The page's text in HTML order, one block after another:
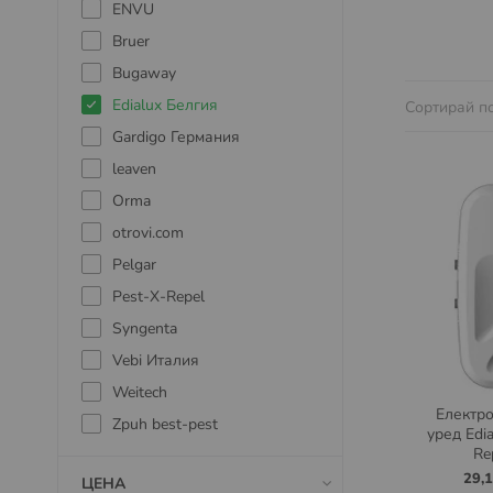
Сортирай
уред
ENVU
Bruer
Bugaway
Edialux Белгия
Gardigo Германия
leaven
Orma
otrovi.com
Pelgar
Pest-X-Repel
Syngenta
Vebi Италия
Weitech
Zpuh best-pest
ЦЕНА